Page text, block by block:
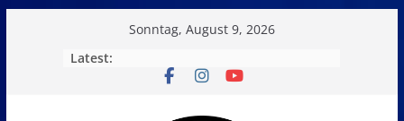
Sonntag, August 9, 2026
Latest: